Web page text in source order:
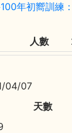
年初嚮訓練
04/07